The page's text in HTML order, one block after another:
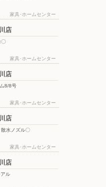
家具･ホームセンター
店
〇
家具･ホームセンター
店
8/8号
家具･ホームセンター
店
水ノズル〇
家具･ホームセンター
店
ル